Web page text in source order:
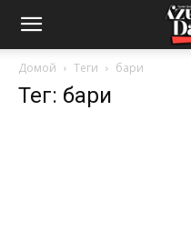
Crazy-
Daizy
Домой Теги бари
Тег: бари